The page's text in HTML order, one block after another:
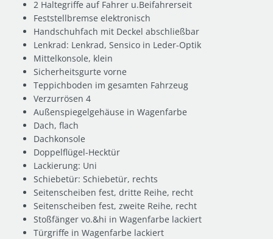
2 Haltegriffe auf Fahrer u.Beifahrerseit
Feststellbremse elektronisch
Handschuhfach mit Deckel abschließbar
Lenkrad: Lenkrad, Sensico in Leder-Optik
Mittelkonsole, klein
Sicherheitsgurte vorne
Teppichboden im gesamten Fahrzeug
Verzurrösen 4
Außenspiegelgehäuse in Wagenfarbe
Dach, flach
Dachkonsole
Doppelflügel-Hecktür
Lackierung: Uni
Schiebetür: Schiebetür, rechts
Seitenscheiben fest, dritte Reihe, recht
Seitenscheiben fest, zweite Reihe, recht
Stoßfänger vo.&hi in Wagenfarbe lackiert
Türgriffe in Wagenfarbe lackiert